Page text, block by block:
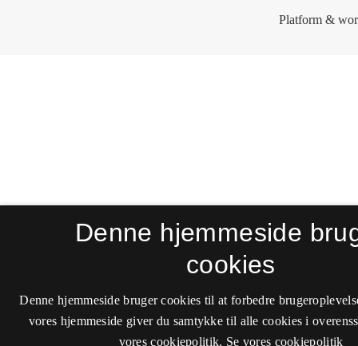
Denne hjemmeside
cookies
Denne hjemmeside bruger cookies til at forbedre
vores hjemmeside giver du samtykke til alle cookies i
vores cookiepolitik. Se vores cookiepolitik